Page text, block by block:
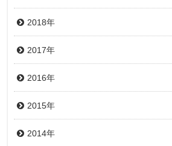
2018年
2017年
2016年
2015年
2014年